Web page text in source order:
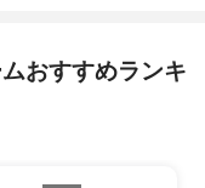
おすすめランキ